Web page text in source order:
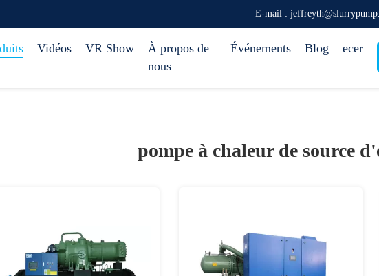
E-mail :
Vidéos VR Show
À propos de
nous
Événements Blog ecer
pompe à chaleur de source